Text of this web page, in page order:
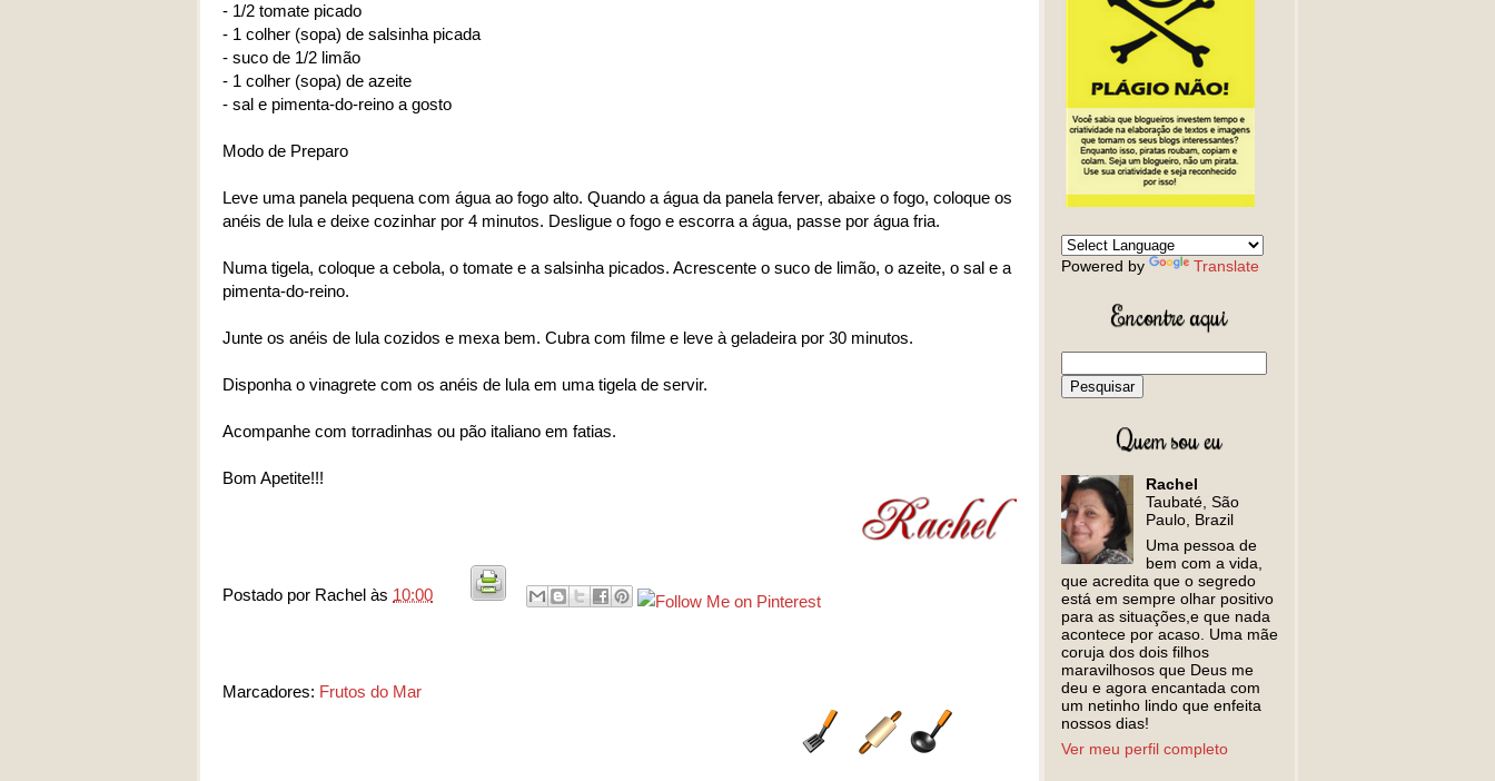
- 1/2 tomate picado
- 1 colher (sopa) de salsinha picada
- suco de 1/2 limão
- 1 colher (sopa) de azeite
- sal e pimenta-do-reino a gosto
Modo de Preparo
Leve uma panela pequena com água ao fogo alto. Quando a água da panela ferver, abaixe o fogo, coloque os
anéis de lula e deixe cozinhar por 4 minutos. Desligue o fogo e escorra a água, passe por água fria.
Numa tigela, coloque a cebola, o tomate e a salsinha picados. Acrescente o suco de limão, o azeite, o sal e a
pimenta-do-reino.
Junte os anéis de lula cozidos e mexa bem. Cubra com filme e leve à geladeira por 30 minutos.
Disponha o vinagrete com os anéis de lula em uma tigela de servir.
Acompanhe com torradinhas ou pão italiano em fatias.
Bom Apetite!!!
Postado por Rachel às 10:00
Marcadores: Frutos do Mar
Powered by Translate
Encontre aqui
Quem sou eu
Rachel
Taubaté, São
Paulo, Brazil
Uma pessoa de
bem com a vida,
que acredita que o segredo
está em sempre olhar positivo
para as situações,e que nada
acontece por acaso. Uma mãe
coruja dos dois filhos
maravilhosos que Deus me
deu e agora encantada com
um netinho lindo que enfeita
nossos dias!
Ver meu perfil completo